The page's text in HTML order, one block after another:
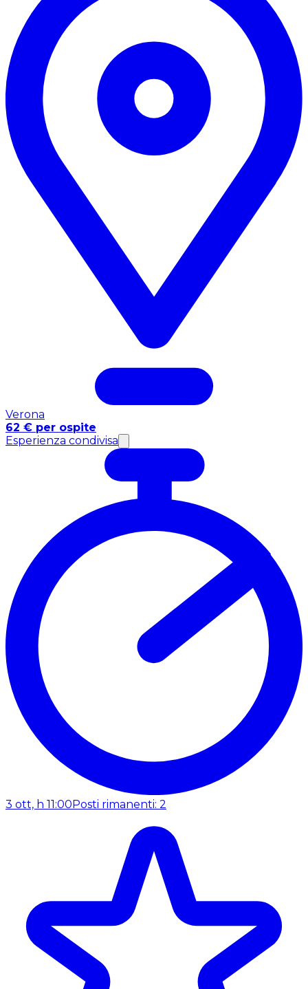
Verona
62 € per ospite
Esperienza condivisa
3 ott, h 11:00Posti rimanenti: 2